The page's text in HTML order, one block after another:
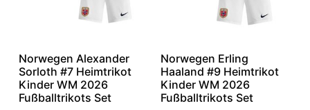
Norwegen Alexander
Sorloth #7 Heimtrikot
Kinder WM 2026
Fußballtrikots Set
Norwegen Erling
Haaland #9 Heimtrikot
Kinder WM 2026
Fußballtrikots Set